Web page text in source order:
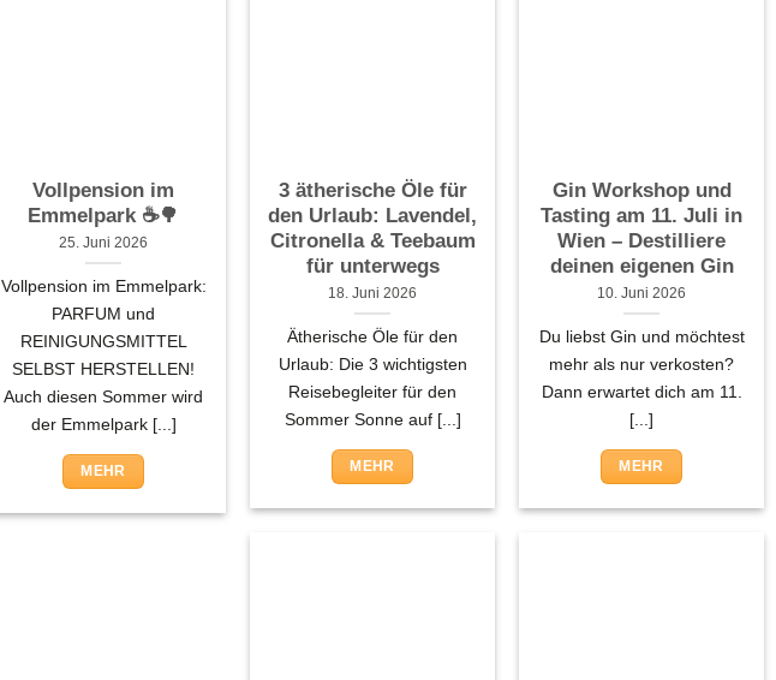
Vollpension im
Emmelpark ☕🌳
25. Juni 2026
Vollpension im Emmelpark:
PARFUM und
REINIGUNGSMITTEL
SELBST HERSTELLEN!
Auch diesen Sommer wird
der Emmelpark [...]
MEHR
3 ätherische Öle für
den Urlaub: Lavendel,
Citronella & Teebaum
für unterwegs
18. Juni 2026
Ätherische Öle für den
Urlaub: Die 3 wichtigsten
Reisebegleiter für den
Sommer Sonne auf [...]
MEHR
Gin Workshop und
Tasting am 11. Juli in
Wien – Destilliere
deinen eigenen Gin
10. Juni 2026
Du liebst Gin und möchtest
mehr als nur verkosten?
Dann erwartet dich am 11.
[...]
MEHR